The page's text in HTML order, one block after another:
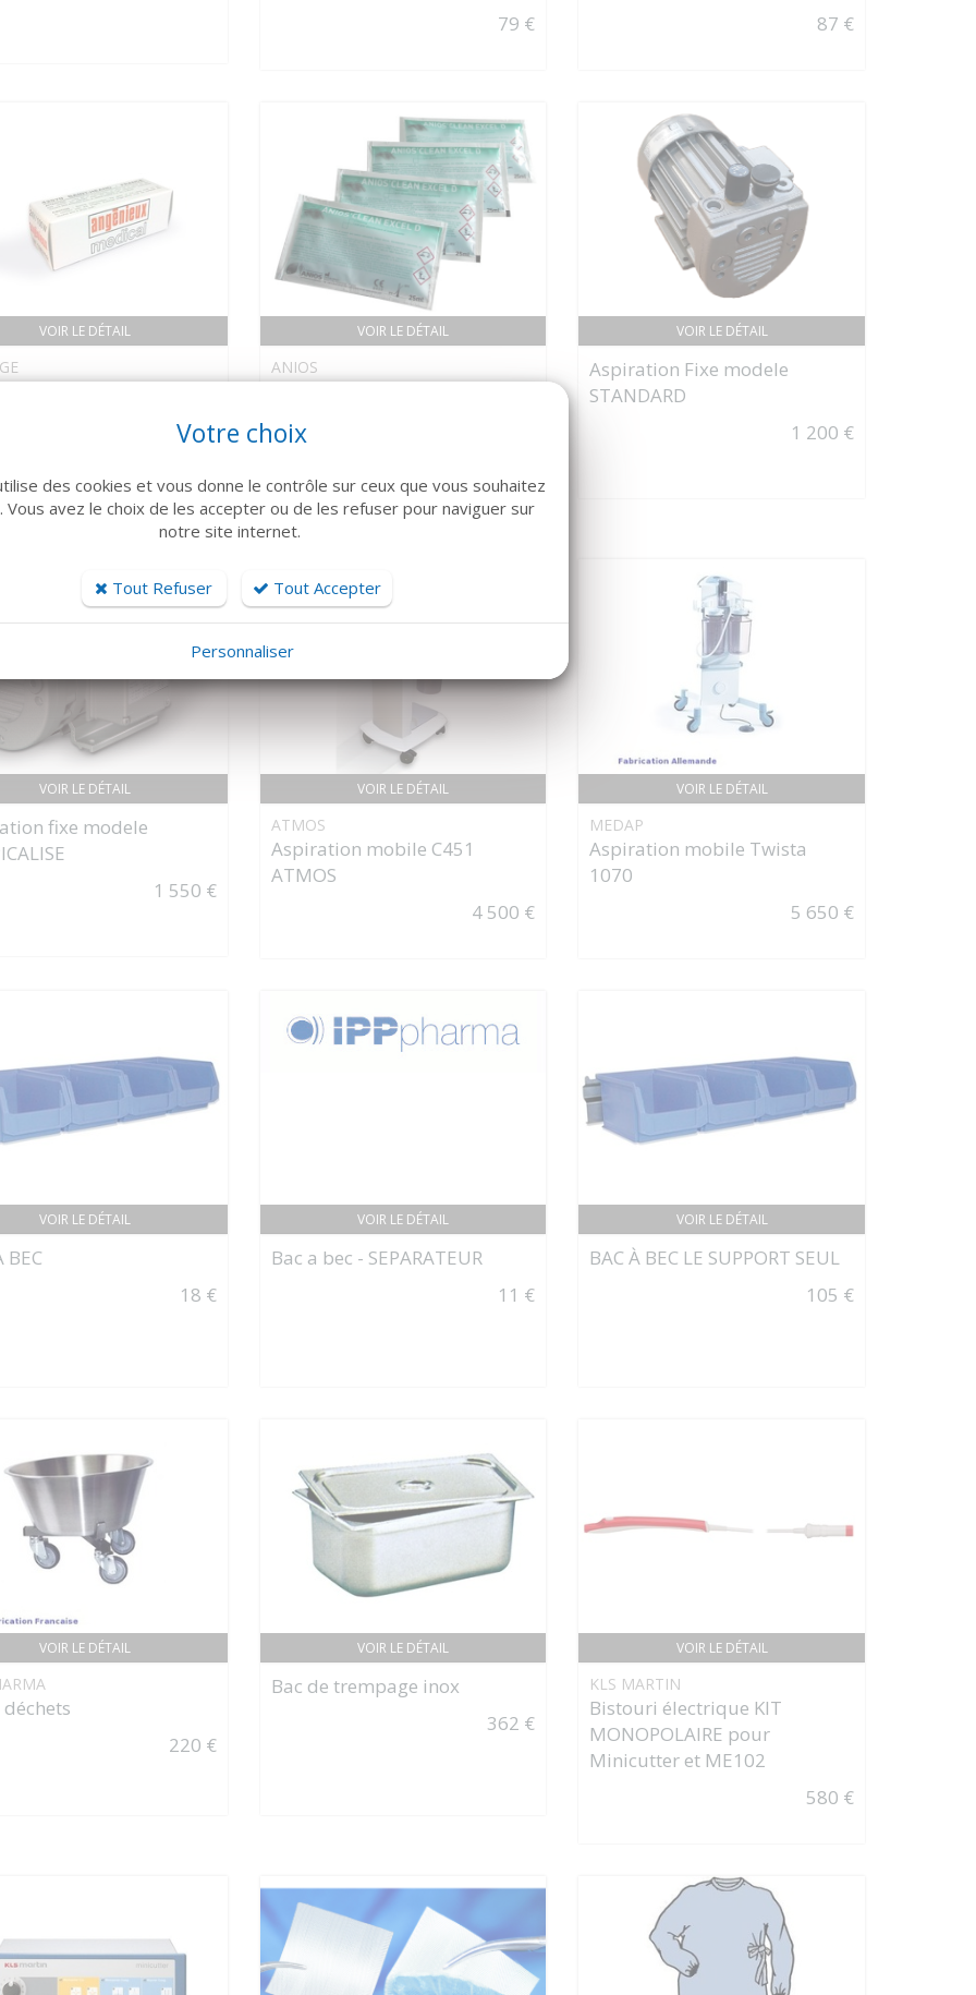
79 €
87 €
VOIR LE DÉTAIL
378 €
VOIR LE DÉTAIL
ANIOS
25 ml x 50
55 €
VOIR LE DÉTAIL
Aspiration Fixe modele
STANDARD
1 200 €
VOIR LE DÉTAIL
fixe modele
1 550 €
VOIR LE DÉTAIL
ATMOS
Aspiration mobile C451
ATMOS
4 500 €
VOIR LE DÉTAIL
MEDAP
Aspiration mobile Twista
1070
5 650 €
VOIR LE DÉTAIL
BEC
18 €
VOIR LE DÉTAIL
Bac a bec - SEPARATEUR
11 €
VOIR LE DÉTAIL
BAC À BEC LE SUPPORT SEUL
105 €
VOIR LE DÉTAIL
220 €
VOIR LE DÉTAIL
Bac de trempage inox
362 €
VOIR LE DÉTAIL
KLS MARTIN
Bistouri électrique KIT
MONOPOLAIRE pour
Minicutter et ME102
580 €
Votre choix
des cookies et vous donne le contrôle sur ceux que vous souhaitez
Vous avez le choix de les accepter ou de les refuser pour naviguer sur
notre site internet.
Tout Refuser Tout Accepter
Personnaliser